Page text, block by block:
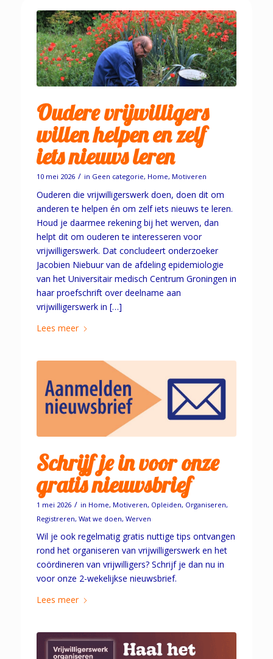
Oudere vrijwilligers
willen helpen en zelf
iets nieuws leren
10 mei 2026 / in Geen categorie, Home, Motiveren
Ouderen die vrijwilligerswerk doen, doen dit om
anderen te helpen én om zelf iets nieuws te leren.
Houd je daarmee rekening bij het werven, dan
helpt dit om ouderen te interesseren voor
vrijwilligerswerk. Dat concludeert onderzoeker
Jacobien Niebuur van de afdeling epidemiologie
van het Universitair medisch Centrum Groningen in
haar proefschrift over deelname aan
vrijwilligerswerk in […]
Lees meer
Schrijf je in voor onze
gratis nieuwsbrief
1 mei 2026 / in Home, Motiveren, Opleiden, Organiseren,
Registreren, Wat we doen, Werven
Wil je ook regelmatig gratis nuttige tips ontvangen
rond het organiseren van vrijwilligerswerk en het
coördineren van vrijwilligers? Schrijf je dan nu in
voor onze 2-wekelijkse nieuwsbrief.
Lees meer